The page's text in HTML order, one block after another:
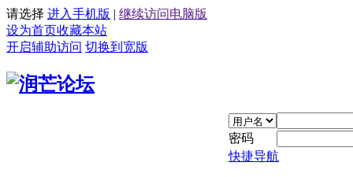
请选择 进入手机版 | 继续访问电脑版
设为首页收藏本站
开启辅助访问 切换到宽版
密码
快捷导航